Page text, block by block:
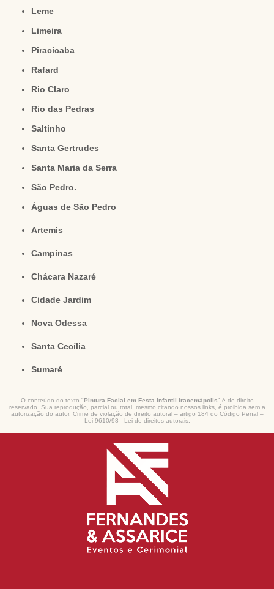
Leme
Limeira
Piracicaba
Rafard
Rio Claro
Rio das Pedras
Saltinho
Santa Gertrudes
Santa Maria da Serra
São Pedro.
Águas de São Pedro
Artemis
Campinas
Chácara Nazaré
Cidade Jardim
Nova Odessa
Santa Cecília
Sumaré
O conteúdo do texto "Pintura Facial em Festa Infantil Iracemápolis" é de direito
reservado. Sua reprodução, parcial ou total, mesmo citando nossos links, é proibida sem a
autorização do autor. Crime de violação de direito autoral – artigo 184 do Código Penal –
Lei 9610/98 - Lei de direitos autorais.